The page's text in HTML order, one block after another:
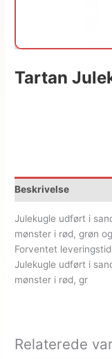
Tartan
Beskrivelse
Julekugle udført i
mønster i rød, grøn
Forventet
Julekugle udført i
mønster i rød, gr
Relaterede